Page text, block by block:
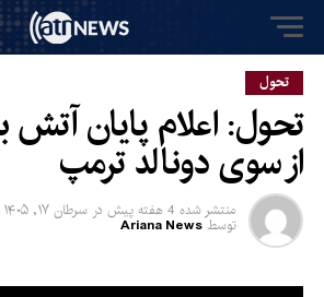
تحول
تحول: اعلام پایان آتش
از سوی دونالد ترمپ
منتشر شده 4 هفته پیش در سرطان ۱۷, ۱۴۰۵
توسط Ariana News